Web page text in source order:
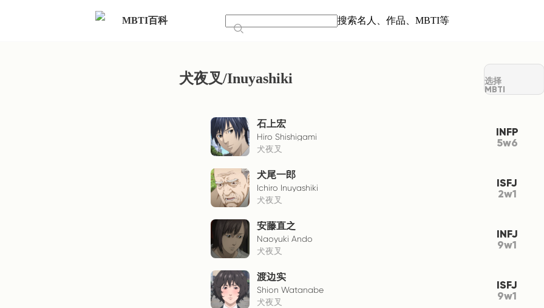
MBTI百科 搜索名人、作品、MBTI等
犬夜叉/Inuyashiki
选择
MBTI
石上宏
Hiro Shishigami
犬夜叉
INFP
5w6
犬尾一郎
Ichiro Inuyashiki
犬夜叉
ISFJ
2w1
安藤直之
Naoyuki Ando
犬夜叉
INFJ
9w1
渡边实
Shion Watanabe
犬夜叉
ISFJ
9w1